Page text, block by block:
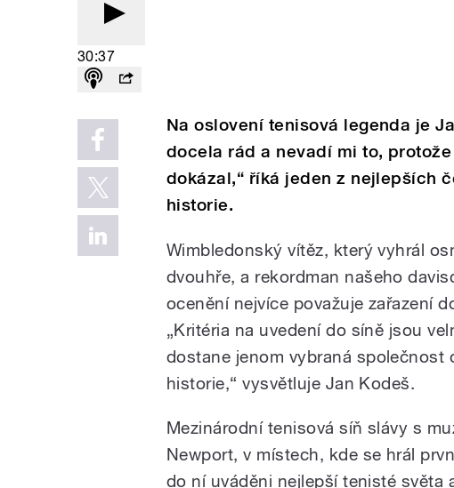
30:37
Na oslovení tenisová legenda je
docela rád a nevadí mi to,
dokázal,“ říká jeden z nejlepších
historie.
Wimbledonský vítěz, který vyhrál
dvouhře, a rekordman našeho
ocenění nejvíce považuje zařazení
„Kritéria na uvedení do síně jsou
dostane jenom vybraná společnost
historie,“ vysvětluje Jan Kodeš.
Mezinárodní tenisová síň slávy s
Newport, v místech, kde se hrál
do ní uváděni nejlepší tenisté světa